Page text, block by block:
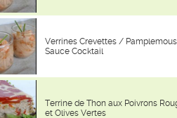
Verrines Crevettes /
Sauce Cocktail
Terrine de Thon aux Poivrons
et Olives Vertes